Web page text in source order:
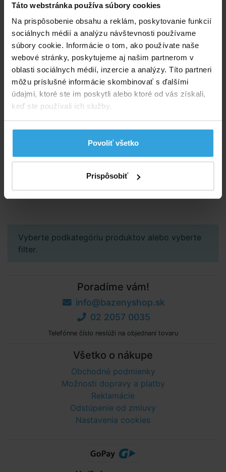
Táto webstránka používa súbory cookies
Na prispôsobenie obsahu a reklám, poskytovanie funkcií
sociálnych médií a analýzu návštevnosti používame
súbory cookie. Informácie o tom, ako používate naše
webové stránky, poskytujeme aj našim partnerom v
oblasti sociálnych médií, inzercie a analýzy. Títo partneri
môžu príslušné informácie skombinovať s ďalšími
údajmi, ktoré ste im poskytli alebo ktoré od vás získali,
keď ste používali ich služby.
Povoliť všetko
Prispôsobiť
Chémia pre vírivé vane Dávkovače chémie
Vyberte podkategóriu produktov alebo vyberte
filter.
Poradíme vám!
info@bazenyshop.sk
02 2057 0035
Telefónne číslo neslúži na objednaní tovaru
Všetko o nákupe
Obchodné podmienky
Možnosti dopravy a platby
Reklamácie
Odstúpenie od zmluvy
Nastavenia cookies